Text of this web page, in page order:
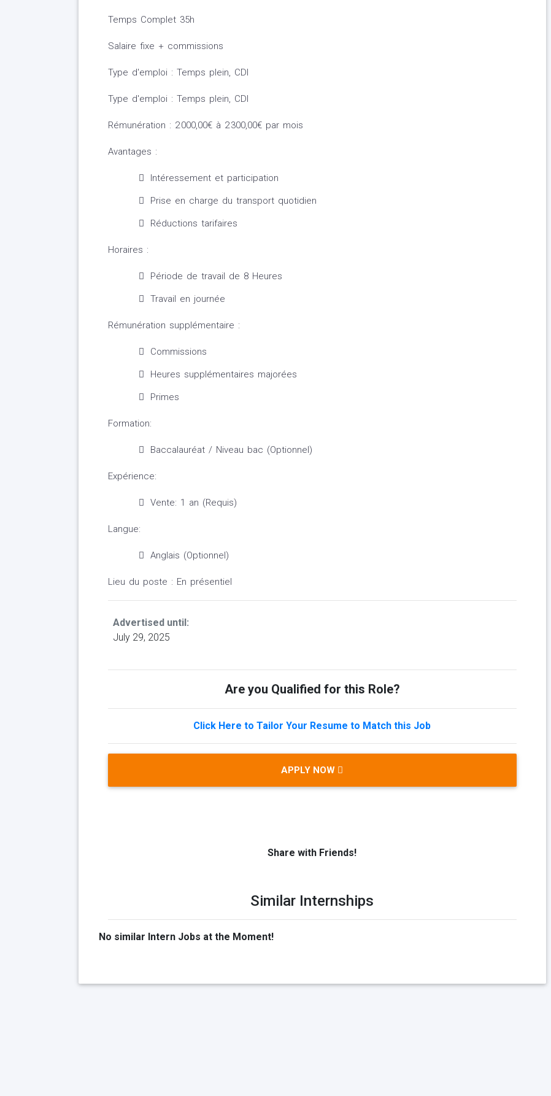
Temps Complet 35h
Salaire fixe + commissions
Type d'emploi : Temps plein, CDI
Type d'emploi : Temps plein, CDI
Rémunération : 2 000,00€ à 2 300,00€ par mois
Avantages :
Intéressement et participation
Prise en charge du transport quotidien
Réductions tarifaires
Horaires :
Période de travail de 8 Heures
Travail en journée
Rémunération supplémentaire :
Commissions
Heures supplémentaires majorées
Primes
Formation:
Baccalauréat / Niveau bac (Optionnel)
Expérience:
Vente: 1 an (Requis)
Langue:
Anglais (Optionnel)
Lieu du poste : En présentiel
Advertised until:
July 29, 2025
Are you Qualified for this Role?
Click Here to Tailor Your Resume to Match this Job
APPLY NOW
Share with Friends!
Similar Internships
No similar Intern Jobs at the Moment!